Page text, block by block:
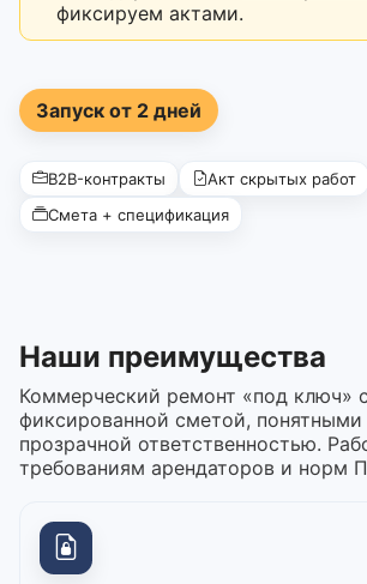
фиксируем актами.
Запуск от 2 дней
B2B-контракты
Акт скрытых работ
Смета + спецификация
Наши преимущества
Коммерческий ремонт «под ключ» с
фиксированной сметой,
прозрачной ответственностью.
требованиям арендаторов и норм